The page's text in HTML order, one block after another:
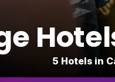
5 Hotels in